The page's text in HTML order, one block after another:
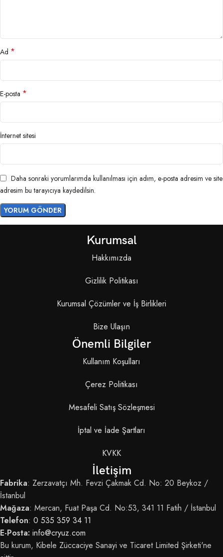
Ad *
E-posta *
İnternet sitesi
Daha sonraki yorumlarımda kullanılması için adım, e-posta adresim ve site
adresim bu tarayıcıya kaydedilsin.
Kurumsal
Hakkımızda
Gizlilik Politikası
Kurumsal Çözümler ve İş Birlikleri
Bize Ulaşın
Önemli Bilgiler
Kullanım Koşulları
Çerez Politikası
Mesafeli Satış Sözleşmesi
İptal ve İade Şartları
KVKK
İletişim
Fabrika: Zerzavatçı Mh. Fevzi Çakmak Cd. No: 20 Beykoz /
İstanbul
Mağaza: Mercan, Fuat Paşa Cd. No:53, 341 11 Fatih / İstanbul
Telefon: 0 535 359 34 11
E-Posta: info@cryuz.com
Bu kurum, Kibele Züccaciye Sanayi ve Ticaret Limited Şirketi'ne